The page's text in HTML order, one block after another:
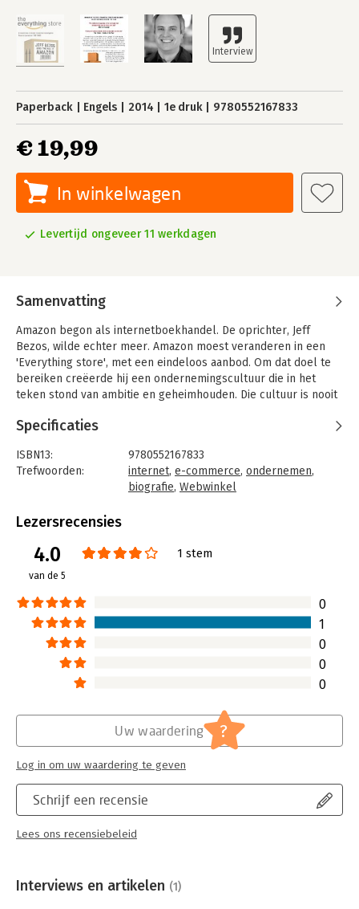
Paperback Engels 2014 1e druk 9780552167833
€ 19,99
In winkelwagen
Levertijd ongeveer 11 werkdagen
Samenvatting
Amazon begon als internetboekhandel. De oprichter, Jeff
Bezos, wilde echter meer. Amazon moest veranderen in een
'Everything store', met een eindeloos aanbod. Om dat doel te
bereiken creëerde hij een ondernemingscultuur die in het
teken stond van ambitie en geheimhouden. Die cultuur is nooit
Specificaties
ISBN13:
9780552167833
Trefwoorden:
internet, e-commerce, ondernemen,
biografie, Webwinkel
Bindwijze:
Uitgever:
Transworld Publishers Ltd
Verschijningsdatum:
Hoofdrubriek: Internet en social media
Lezersrecensies
4.0
van de 5
1 stem
0
1
0
0
0
Schrijf een recensie
Lees ons recensiebeleid
Uw waardering ?
Log in om uw waardering te geven
Interviews en artikelen (1)